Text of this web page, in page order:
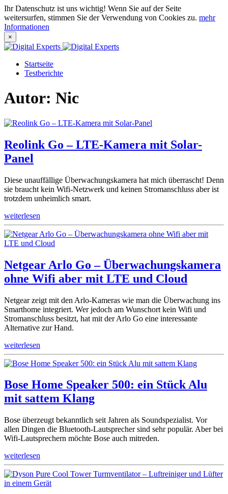
Ihr Datenschutz ist uns wichtig! Wenn Sie auf der Seite
weitersurfen, stimmen Sie der Verwendung von Cookies zu. mehr
Informationen
×
Startseite
Testberichte
Autor: Nic
Reolink Go – LTE-Kamera mit Solar-
Panel
Diese unauffällige Überwachungskamera hat mich überrascht! Denn
sie braucht kein Wifi-Netzwerk und keinen Stromanschluss aber ist
trotzdem unheimlich smart.
weiterlesen
Netgear Arlo Go – Überwachungskamera
ohne Wifi aber mit LTE und Cloud
Netgear zeigt mit den Arlo-Kameras wie man die Überwachung ins
Smarthome integriert. Wer jedoch am Wunschort kein Wifi und
Stromanschluss besitzt, hat mit der Arlo Go eine interessante
Alternative zur Hand.
weiterlesen
Bose Home Speaker 500: ein Stück Alu
mit sattem Klang
Bose überzeugt bekanntlich seit Jahren als Soundspezialist. Vor
allen Dingen die Bluetooth-Lautsprecher sind sehr populär. Aber bei
Wifi-Lautsprechern möchte Bose auch mitreden.
weiterlesen